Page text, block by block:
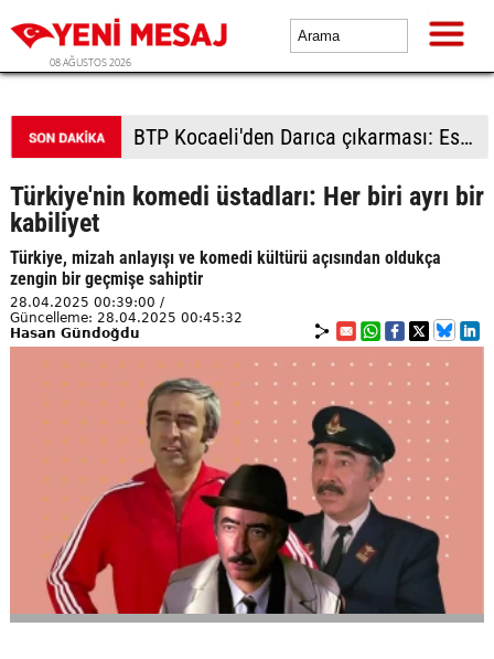
08 AĞUSTOS 2026
BTP Kocaeli'den Darıca çıkarması: Esnaf ve derneklerden yoğun ilgi
Türkiye'nin komedi üstadları: Her biri ayrı bir
kabiliyet
Türkiye, mizah anlayışı ve komedi kültürü açısından oldukça
zengin bir geçmişe sahiptir
28.04.2025 00:39:00 /
Güncelleme: 28.04.2025 00:45:32
Hasan Gündoğdu